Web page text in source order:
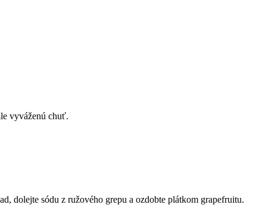
vyváženú chuť.
dolejte sódu z ružového grepu a ozdobte plátkom grapefruitu.